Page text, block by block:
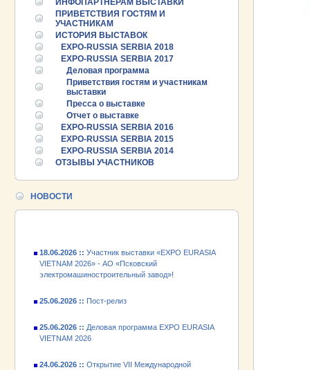
ИНФОПАРТНЕРАМ ВЫСТАВКИ
ПРИВЕТСТВИЯ ГОСТЯМ И
УЧАСТНИКАМ
ИСТОРИЯ ВЫСТАВОК
EXPO-RUSSIA SERBIA 2018
EXPO-RUSSIA SERBIA 2017
Деловая программа
Приветствия гостям и участникам
выставки
Пресса о выставке
Отчет о выставке
EXPO-RUSSIA SERBIA 2016
EXPO-RUSSIA SERBIA 2015
EXPO-RUSSIA SERBIA 2014
ОТЗЫВЫ УЧАСТНИКОВ
НОВОСТИ
25.06.2026 ::Пост-релиз
25.06.2026 ::Деловая программа EXPO EURASIA
VIETNAM 2026
промышленной выставки «EXPO EURASIA
VIETNAM 2026»
VIETNAM 2026» - АО «Псковский
электромашиностроительный завод»!
VIETNAM 2026
промышленной выставки «EXPO EURASIA